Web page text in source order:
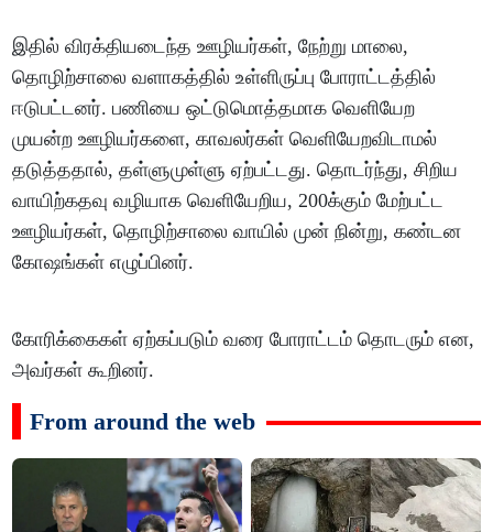
இதில் விரக்தியடைந்த ஊழியர்கள், நேற்று மாலை,
தொழிற்சாலை வளாகத்தில் உள்ளிருப்பு போராட்டத்தில்
ஈடுபட்டனர். பணியை ஒட்டுமொத்தமாக வெளியேற
முயன்ற ஊழியர்களை, காவலர்கள் வெளியேறவிடாமல்
தடுத்ததால், தள்ளுமுள்ளு ஏற்பட்டது. தொடர்ந்து, சிறிய
வாயிற்கதவு வழியாக வெளியேறிய, 200க்கும் மேற்பட்ட
ஊழியர்கள், தொழிற்சாலை வாயில் முன் நின்று, கண்டன
கோஷங்கள் எழுப்பினர்.
கோரிக்கைகள் ஏற்கப்படும் வரை போராட்டம் தொடரும் என,
அவர்கள் கூறினர்.
From around the web